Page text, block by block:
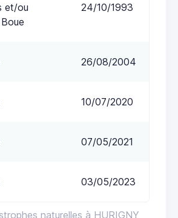
naturelles à HURIGNY
et/ou
24/10/1993
26/08/2004
10/07/2020
07/05/2021
03/05/2023